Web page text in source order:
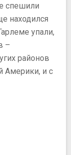
спешили
находился
упали,
–
районов
Америки, и с